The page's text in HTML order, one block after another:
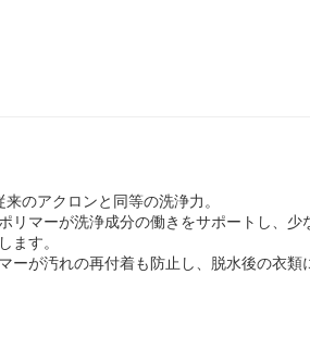
のアクロンと同等の洗浄力。
リマーが洗浄成分の働きをサポートし、少
ます。
ーが汚れの再付着も防止し、脱水後の衣